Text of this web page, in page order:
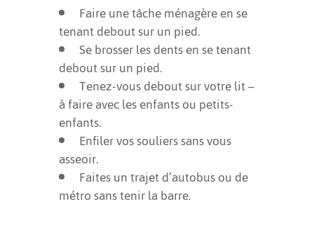
Faire une tâche ménagère en se
tenant debout sur un pied.
Se brosser les dents en se tenant
debout sur un pied.
Tenez-vous debout sur votre lit –
à faire avec les enfants ou petits-
enfants.
Enfiler vos souliers sans vous
asseoir.
Faites un trajet d’autobus ou de
métro sans tenir la barre.